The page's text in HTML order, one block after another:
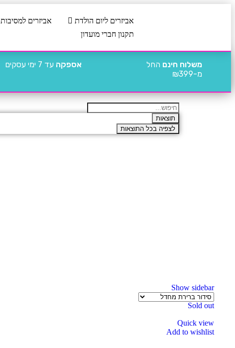
אביזרים ליום הולדת אביזרים למסיבות
תקנון חברי מועדון
משלוח חינם החל
מ-₪399
אספקה עד 7 ימי עסקים
תוצאות
לצפיה בכל התוצאות
Show sidebar
Sold out
Quick view
Add to wishlist